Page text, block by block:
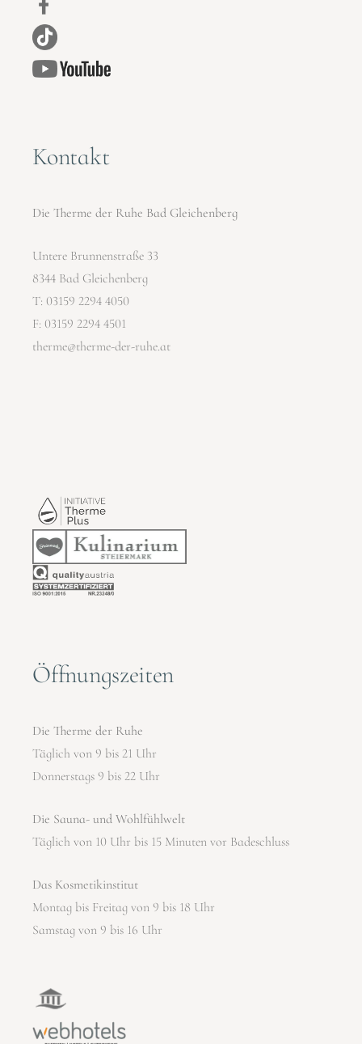
Kontakt
Die Therme der Ruhe Bad Gleichenberg
Untere Brunnenstraße 33
8344 Bad Gleichenberg
T: 03159 2294 4050
F: 03159 2294 4501
therme@therme-der-ruhe.at
Öffnungszeiten
Die Therme der Ruhe
Täglich von 9 bis 21 Uhr
Donnerstags 9 bis 22 Uhr
Die Sauna- und Wohlfühlwelt
Täglich von 10 Uhr bis 15 Minuten vor Badeschluss
Das Kosmetikinstitut
Montag bis Freitag von 9 bis 18 Uhr
Samstag von 9 bis 16 Uhr